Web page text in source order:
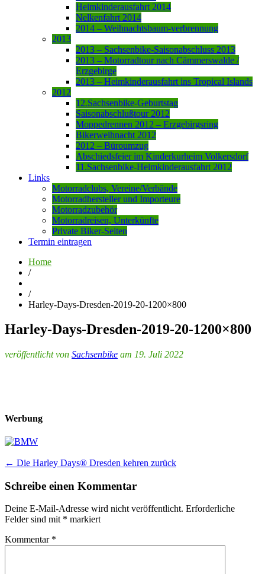
Heimkinderausfahrt 2014
Nelkenfahrt 2014
2014 – Weihnachtsbaum-verbrennung
2013
2013 – Sachsenbike-Saisonabschluss 2013
2013 – Motorradtour nach Cämmerswalde /
Erzgebirge
2013 – Heimkinderausfahrt ins Tropical Islands
2012
12.Sachsenbike-Geburtstag
Saisonabschlußtour 2012
Moppedrennen 2012 – Erzgebirgsring
Bikerweihnacht 2012
2012 – Büroumzug
Abschiedsfeier im Kinderkurheim Volkersdorf
11.Sachsenbike-Heimkinderausfahrt 2012
Links
Motorradclubs, Vereine/Verbände
Motorradhersteller und Importeure
Motorradzubehör
Motorradreisen, Unterkünfte
Private Biker-Seiten
Termin eintragen
Home
/
/
Harley-Days-Dresden-2019-20-1200×800
Harley-Days-Dresden-2019-20-1200×800
veröffentlicht von Sachsenbike am 19. Juli 2022
Werbung
Post
navigation
← Die Harley Days® Dresden kehren zurück
Schreibe einen Kommentar
Deine E-Mail-Adresse wird nicht veröffentlicht. Erforderliche
Felder sind mit * markiert
Kommentar *